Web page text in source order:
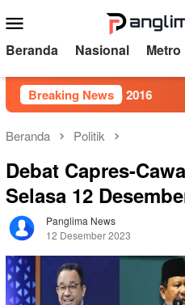
ke
kontenMobile
Beranda Nasional Metro
Breaking News
5 Tahun 2016 Diduga
Beranda Politik
Debat Capres-
Selasa 12
Panglima News
12 Desember 2023